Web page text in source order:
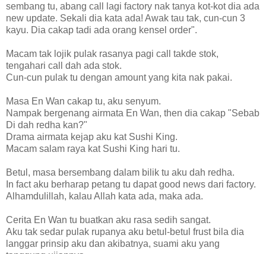
sembang tu, abang call lagi factory nak tanya kot-kot dia ada
new update. Sekali dia kata ada! Awak tau tak, cun-cun 3
kayu. Dia cakap tadi ada orang kensel order".
Macam tak lojik pulak rasanya pagi call takde stok,
tengahari call dah ada stok.
Cun-cun pulak tu dengan amount yang kita nak pakai.
Masa En Wan cakap tu, aku senyum.
Nampak bergenang airmata En Wan, then dia cakap "Sebab
Di dah redha kan?"
Drama airmata kejap aku kat Sushi King.
Macam salam raya kat Sushi King hari tu.
Betul, masa bersembang dalam bilik tu aku dah redha.
In fact aku berharap petang tu dapat good news dari factory.
Alhamdulillah, kalau Allah kata ada, maka ada.
Cerita En Wan tu buatkan aku rasa sedih sangat.
Aku tak sedar pulak rupanya aku betul-betul frust bila dia
langgar prinsip aku dan akibatnya, suami aku yang